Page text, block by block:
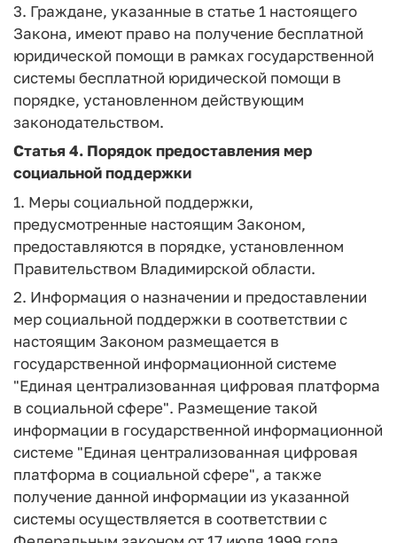
3. Граждане, указанные в статье 1 настоящего
Закона, имеют право на получение бесплатной
юридической помощи в рамках государственной
системы бесплатной юридической помощи в
порядке, установленном действующим
законодательством.
Статья 4. Порядок предоставления мер
социальной поддержки
1. Меры социальной поддержки,
предусмотренные настоящим Законом,
предоставляются в порядке, установленном
Правительством Владимирской области.
2. Информация о назначении и предоставлении
мер социальной поддержки в соответствии с
настоящим Законом размещается в
государственной информационной системе
"Единая централизованная цифровая платформа
в социальной сфере". Размещение такой
информации в государственной информационной
системе "Единая централизованная цифровая
платформа в социальной сфере", а также
получение данной информации из указанной
системы осуществляется в соответствии с